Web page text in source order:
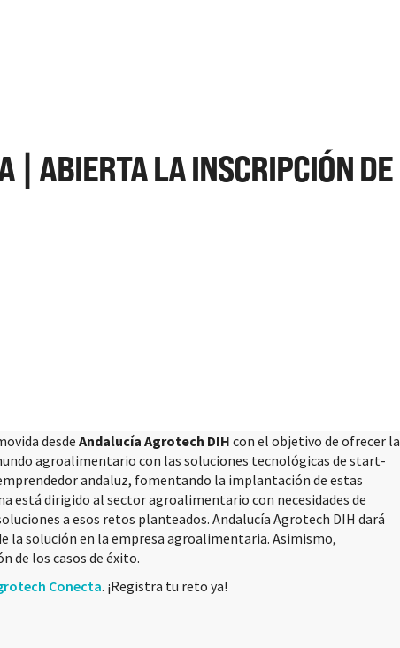
| ABIERTA LA INSCRIPCIÓN DE
desde Andalucía Agrotech DIH con el objetivo de ofrecer la
agroalimentario con las soluciones tecnológicas de start-
andaluz, fomentando la implantación de estas
está dirigido al sector agroalimentario con necesidades de
a esos retos planteados. Andalucía Agrotech DIH dará
la solución en la empresa agroalimentaria. Asimismo,
de los casos de éxito.
Conecta. ¡Registra tu reto ya!